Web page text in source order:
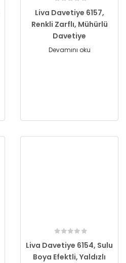
Liva Davetiye 6157,
Renkli Zarflı, Mühürlü
Davetiye
Devamını oku
Liva Davetiye 6154, Sulu
Boya Efektli, Yaldızlı